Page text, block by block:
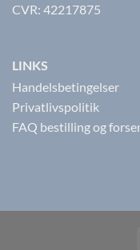
CVR: 42217875
LINKS
Handelsbetingelser
Privatlivspolitik
FAQ bestilling og